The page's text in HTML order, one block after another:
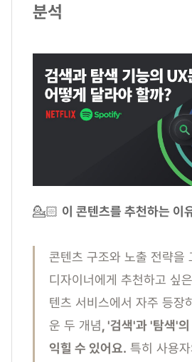
분석
💁🏻 이 콘텐츠를 추천하는 이
콘텐츠 구조와 노출 전략을
디자이너에게 추천하고 싶
텐츠 서비스에서 자주 등장
운 두 개념, '검색'과 '탐색'의
익힐 수 있어요. 특히 사용